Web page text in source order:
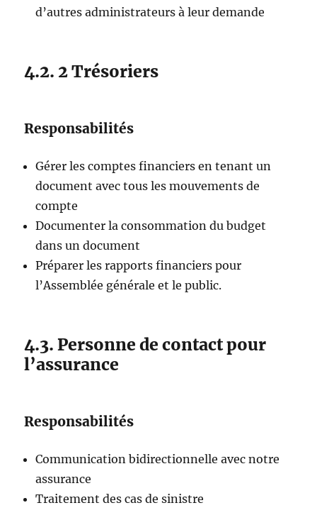
d’autres administrateurs à leur demande
4.2. 2 Trésoriers
Responsabilités
Gérer les comptes financiers en tenant un
document avec tous les mouvements de
compte
Documenter la consommation du budget
dans un document
Préparer les rapports financiers pour
l’Assemblée générale et le public.
4.3. Personne de contact pour
l’assurance
Responsabilités
Communication bidirectionnelle avec notre
assurance
Traitement des cas de sinistre